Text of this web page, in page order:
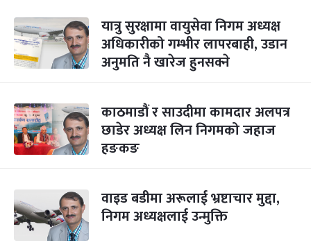
यात्रु सुरक्षामा वायुसेवा निगम अध्यक्ष
अधिकारीको गम्भीर लापरबाही, उडान
अनुमति नै खारेज हुनसक्ने
काठमाडौं र साउदीमा कामदार अलपत्र
छाडेर अध्यक्ष लिन निगमको जहाज
हङकङ
वाइड बडीमा अरूलाई भ्रष्टाचार मुद्दा,
निगम अध्यक्षलाई उन्मुक्ति